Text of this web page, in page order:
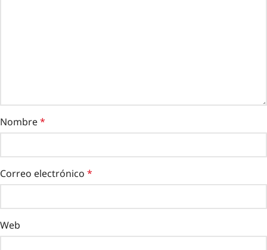
Nombre*
Correo electrónico *
Web